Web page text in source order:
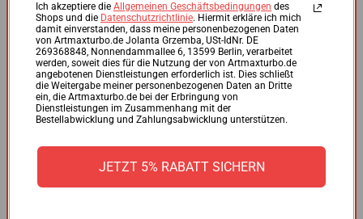
BMW 125d
BMW 220d
BMW 225d
BMW 318d
BMW 320d
BMW 330d
BMW 335d
BMW 518d
BMW 520d
BMW 530d
Ich akzeptiere die Allgemeinen Geschäftsbedingungen des
Shops und die Datenschutzrichtlinie. Hiermit erkläre ich mich
damit einverstanden, dass meine personenbezogenen Daten
von Artmaxturbo.de Jolanta Grzemba, USt-IdNr. DE
269368848, Nonnendammallee 6, 13599 Berlin, verarbeitet
werden, soweit dies für die Nutzung der von Artmaxturbo.de
angebotenen Dienstleistungen erforderlich ist. Dies schließt
die Weitergabe meiner personenbezogenen Daten an Dritte
ein, die Artmaxturbo.de bei der Erbringung von
Dienstleistungen im Zusammenhang mit der
Bestellabwicklung und Zahlungsabwicklung unterstützen.
JETZT 5% RABATT SICHERN